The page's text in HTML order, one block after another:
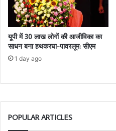
यूपी में 30 लाख लोगों की आजीविका का
साधन बना हथकरघा-पावरलूम: सीएम
1 day ago
POPULAR ARTICLES